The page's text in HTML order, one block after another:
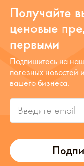
Получайте
ценовые
первыми
Подпишитесь на
полезных новостей
вашего бизнеса.